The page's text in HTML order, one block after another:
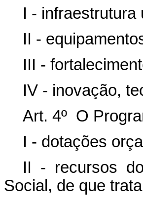
I - infraestrutura
II -
III -
IV - inovação,
Art. 4º O
I - dotações
II - recursos
Social, de que